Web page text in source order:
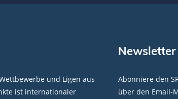
und Ligen aus
ist internationaler
Newsletter
Abonniere den
über den Email-